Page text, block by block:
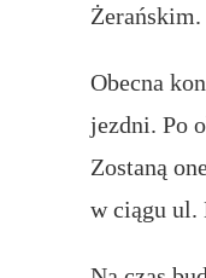
Obecna
jezdni. Po
Zostaną
w ciągu ul.